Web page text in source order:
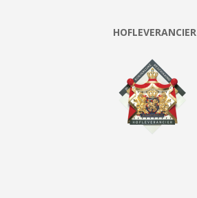
HOFLEVERANCIER